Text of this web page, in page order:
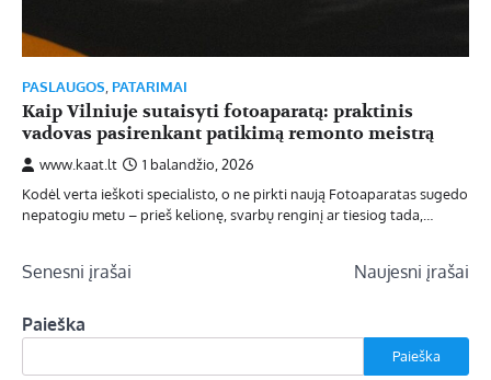
PASLAUGOS PATARIMAI
Kaip Vilniuje sutaisyti fotoaparatą: praktinis
vadovas pasirenkant patikimą remonto meistrą
www.kaat.lt
1 balandžio, 2026
Kodėl verta ieškoti specialisto, o ne pirkti naują Fotoaparatas sugedo
nepatogiu metu – prieš kelionę, svarbų renginį ar tiesiog tada,…
Navigacija
įrašų
Senesni įrašai Naujesni įrašai
Paieška
Paieška